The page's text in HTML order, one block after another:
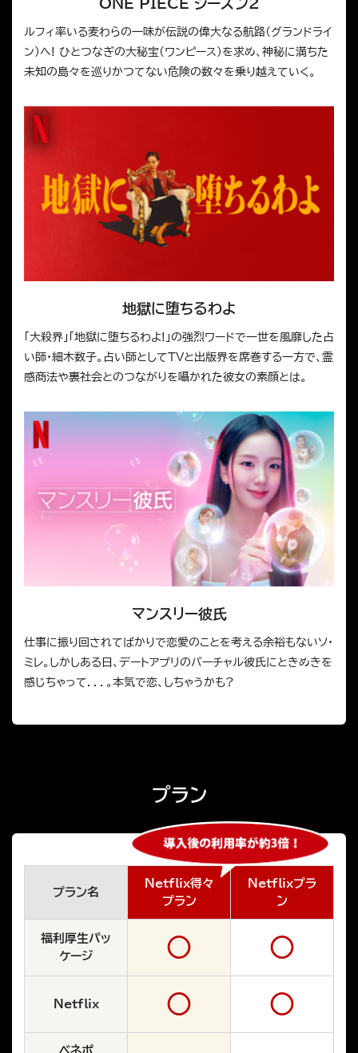
ONE PIECE シーズン2
ルフィ率いる麦わらの一味が伝説の偉大なる航路(グランドライ
ン)へ! ひとつなぎの大秘宝(ワンピース)を求め、神秘に満ちた
未知の島々を巡りかつてない危険の数々を乗り越えていく。
地獄に堕ちるわよ
「大殺界」「地獄に堕ちるわよ!」の強烈ワードで一世を風靡した占
い師・細木数子。占い師としてTVと出版界を席巻する一方で、霊
感商法や裏社会とのつながりを囁かれた彼女の素顔とは。
マンスリー彼氏
仕事に振り回されてばかりで恋愛のことを考える余裕もないソ・
ミレ。しかしある日、デートアプリのバーチャル彼氏にときめきを
感じちゃって．．．。本気で恋、しちゃうかも?
プラン
プラン名
Netflix得々
プラン
Netflixプラ
ン
福利厚生パッ
ケージ
○ ○
Netflix ○ ○
ベネポ